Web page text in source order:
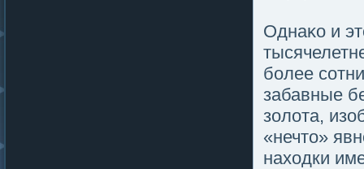
Однаκо и
более
забавные
золοта,
«нечто»
находки